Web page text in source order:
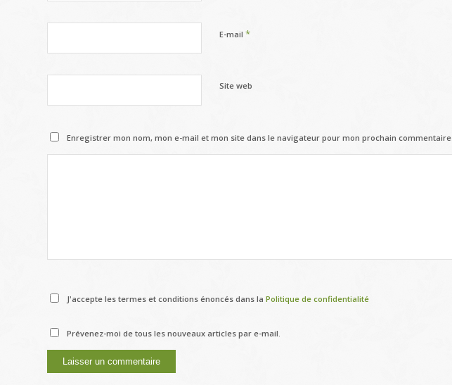
E-mail *
Site web
Enregistrer mon nom, mon e-mail et mon site dans le navigateur pour mon prochain commentaire.
J'accepte les termes et conditions énoncés dans la Politique de confidentialité
Prévenez-moi de tous les nouveaux articles par e-mail.